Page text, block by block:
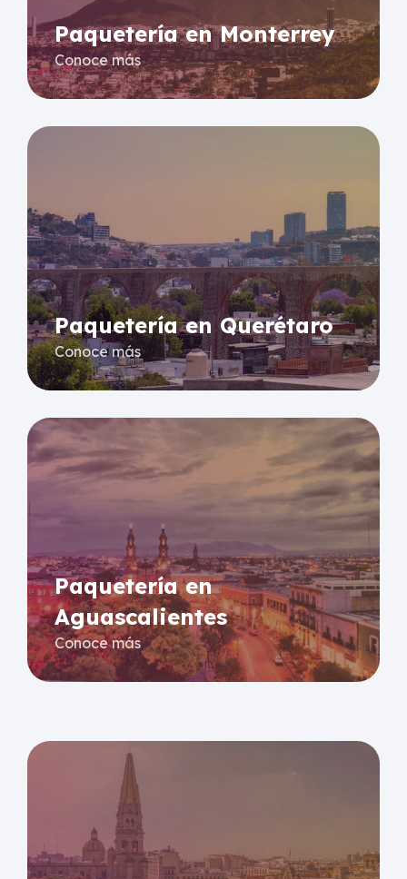
Paquetería en Monterrey
Conoce más
Paquetería en Querétaro
Conoce más
Paquetería en
Aguascalientes
Conoce más